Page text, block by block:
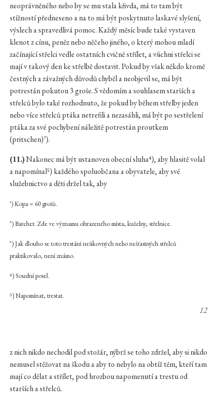
neoprávněného nebo by se mu stala křivda, má to tam být
stížností předneseno a na to má být poskytnuto laskavé slyšení,
výslech a spravedlivá pomoc. Každý měsíc bude také vystaven
klenot z cínu, peněz nebo něčeho jiného, o který mohou mladí
začínající střelci vedle ostatních cvičně střílet, a všichni střelci se
mají v takový den ke střelbě dostavit. Pokud by však někdo kromě
čestných a závažných důvodů chyběl a neobjevil se, má být
potrestán pokutou 3 groše. S vědomím a souhlasem starších a
střelců bylo také rozhodnuto, že pokud by během střelby jeden
nebo více střelců ptáka netrefili a nezasáhli, má být po sestřelení
ptáka za své pochybení náležitě potrestán proutkem
(pritschen)³).
(11.)Nakonec má být ustanoven obecní sluha⁴), aby hlasitě volal
a napomínal⁵) každého spoluobčana a obyvatele, aby své
služebnictvo a děti držel tak, aby
¹) Kopa = 60 grošů.
²) Barchet. Zde ve významu ohrazeného místa, kuželny, střelnice.
³) Jak dlouho se toto trestání nešikovných nebo nešťastných střelců
praktikovalo, není známo.
⁴) Soudní posel.
⁵) Napomínat, trestat.
12
z nich nikdo nechodil pod stožár, nýbrž se toho zdržel, aby si nikdo
nemusel stěžovat na škodu a aby to nebylo na obtíž těm, kteří tam
mají co dělat a střílet, pod hrozbou napomenutí a trestu od
starších a střelců.